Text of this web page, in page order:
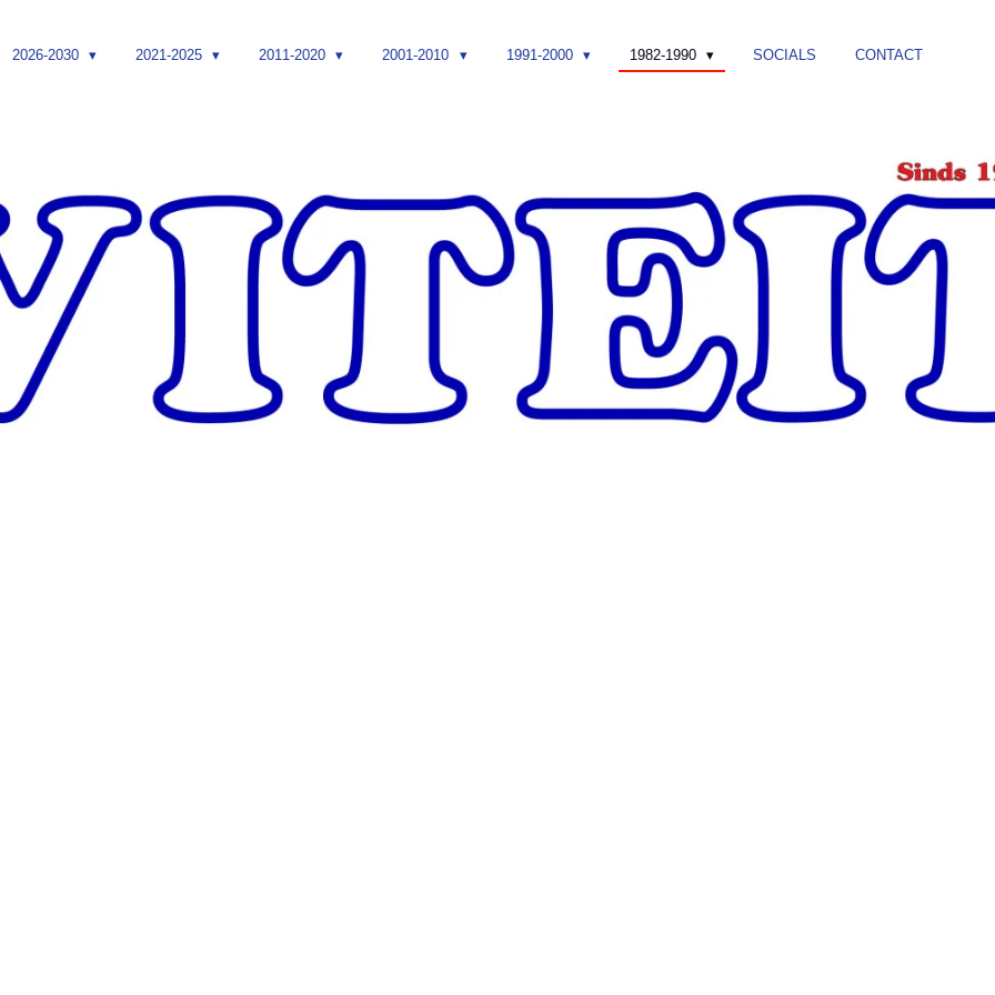
2026-2030 2021-2025 2011-2020 2001-2010 1991-2000 1982-1990 SOCIALS CONTACT